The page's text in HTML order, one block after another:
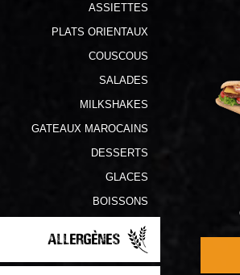
ASSIETTES
PLATS ORIENTAUX
COUSCOUS
SALADES
MILKSHAKES
GATEAUX MAROCAINS
DESSERTS
GLACES
BOISSONS
Allergènes